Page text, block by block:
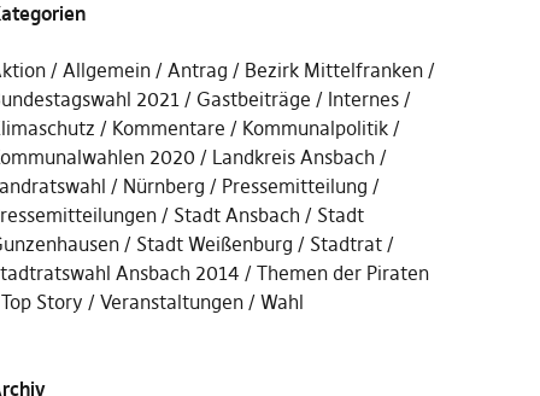
Allgemein Antrag
Bezirk Mittelfranken
2021
Gastbeiträge
Internes
Kommentare
Kommunalpolitik
2020
Landkreis Ansbach
Nürnberg
Pressemitteilung
Stadt Ansbach
Stadt
Stadt Weißenburg
Stadtrat
Ansbach 2014
Themen der Piraten
Top Story
Veranstaltungen Wahl